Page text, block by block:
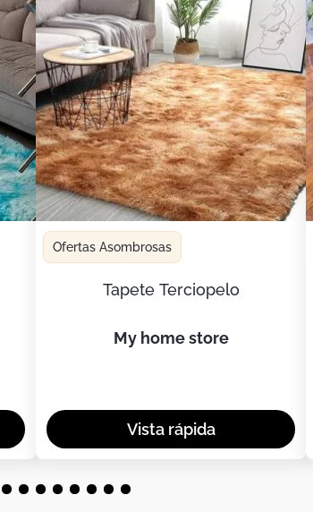
Ofertas Asombrosas
Tapete Terciopelo
my home store